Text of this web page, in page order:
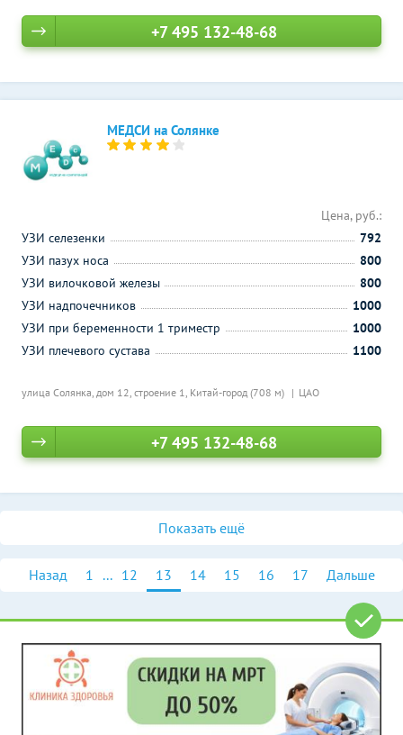
+7 495 132-48-68
МЕДСИ на Солянке
улица Солянка, дом 12, строение 1, Китай-город (708 м) ЦАО
Цена, руб.:
УЗИ селезенки
792
УЗИ пазух носа
800
УЗИ вилочковой железы
800
УЗИ надпочечников
1000
УЗИ при беременности 1 триместр
1000
УЗИ плечевого сустава
1100
+7 495 132-48-68
Показать ещё
Назад 1 ... 12 13 14 15 16 17 Дальше